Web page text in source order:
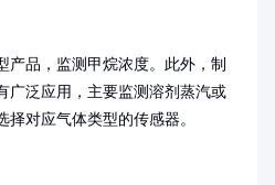
产品，监测甲烷浓度。此外，制
广泛应用，主要监测溶剂蒸汽或
对应气体类型的传感器。